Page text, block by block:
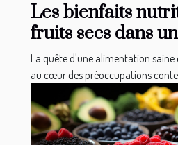
Les bienfaits
fruits secs dans
alimentaire
La quête d'une alimentation saine
au cœur des préoccupations